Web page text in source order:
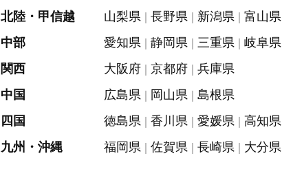
北陸・甲信越
山梨県 長野県 新潟県 富山県
中部
愛知県 静岡県 三重県
岐阜県
関西
大阪府 京都府
兵庫県
中国
広島県 岡山県
島根県
四国
徳島県 香川県 愛媛県
高知県
九州・沖縄
福岡県 佐賀県 長崎県 大分県